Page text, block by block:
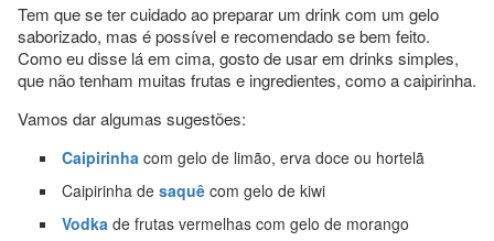
Tem que se ter cuidado ao preparar um drink com um gelo
saborizado, mas é possível e recomendado se bem feito.
Como eu disse lá em cima, gosto de usar em drinks simples,
que não tenham muitas frutas e ingredientes, como a caipirinha.
Vamos dar algumas sugestões:
Caipirinha com gelo de limão, erva doce ou hortelã
Caipirinha de saquê com gelo de kiwi
Vodka de frutas vermelhas com gelo de morango